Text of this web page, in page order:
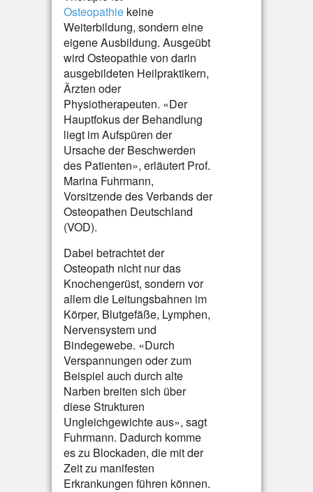
Osteopathie keine
Weiterbildung, sondern eine
eigene Ausbildung. Ausgeübt
wird Osteopathie von darin
ausgebildeten Heilpraktikern,
Ärzten oder
Physiotherapeuten. «Der
Hauptfokus der Behandlung
liegt im Aufspüren der
Ursache der Beschwerden
des Patienten», erläutert Prof.
Marina Fuhrmann,
Vorsitzende des Verbands der
Osteopathen Deutschland
(VOD).
Dabei betrachtet der
Osteopath nicht nur das
Knochengerüst, sondern vor
allem die Leitungsbahnen im
Körper, Blutgefäße, Lymphen,
Nervensystem und
Bindegewebe. «Durch
Verspannungen oder zum
Beispiel auch durch alte
Narben breiten sich über
diese Strukturen
Ungleichgewichte aus», sagt
Fuhrmann. Dadurch komme
es zu Blockaden, die mit der
Zeit zu manifesten
Erkrankungen führen können.